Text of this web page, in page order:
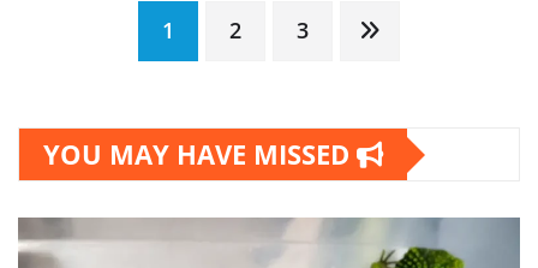
Paginación
entradas
1 2 3
YOU MAY HAVE MISSED